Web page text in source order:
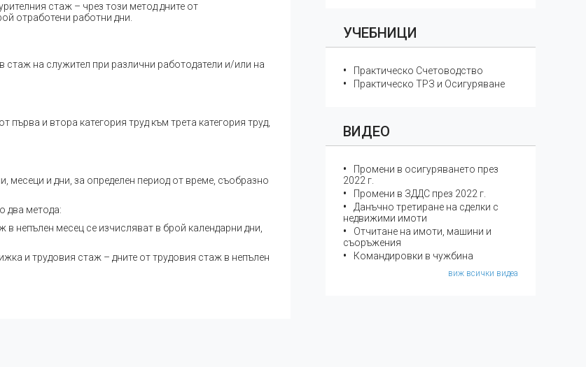
стаж – чрез този метод дните от
отработени работни дни.
стаж на служител при различни работодатели и/или на
и втора категория труд към трета категория труд,
месеци и дни, за определен период от време, съобразно
два метода:
непълен месец се изчисляват в брой календарни дни,
и трудовия стаж – дните от трудовия стаж в непълен
УЧЕБНИЦИ
Практическо Счетоводство
Практическо ТРЗ и Осигуряване
ВИДЕО
Промени в осигуряването през
2022 г.
Промени в ЗДДС през 2022 г.
Данъчно третиране на сделки с
недвижими имоти
Отчитане на имоти, машини и
съоръжения
Командировки в чужбина
виж всички видеа